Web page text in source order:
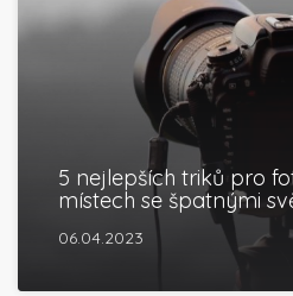
5 nejlepších triků pro
místech se špatnými
06.04.2023